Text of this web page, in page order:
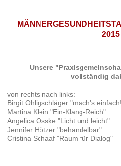
2015
Unsere
vollständig
von rechts nach links:
Birgit Ohligschläger "mach's
Martina Klein "Ein-Klang-Reich"
Angelica Osske "Licht und leicht"
Jennifer Hötzer "behandelbar"
Cristina Schaaf "Raum für Dialog"